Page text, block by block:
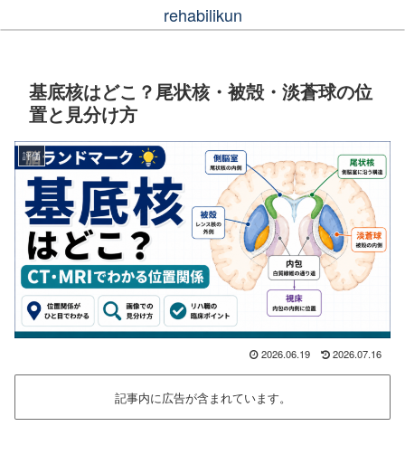
rehabilikun
基底核はどこ？尾状核・被殻・淡蒼球の位
置と見分け方
評価
2026.06.19 2026.07.16
記事内に広告が含まれています。